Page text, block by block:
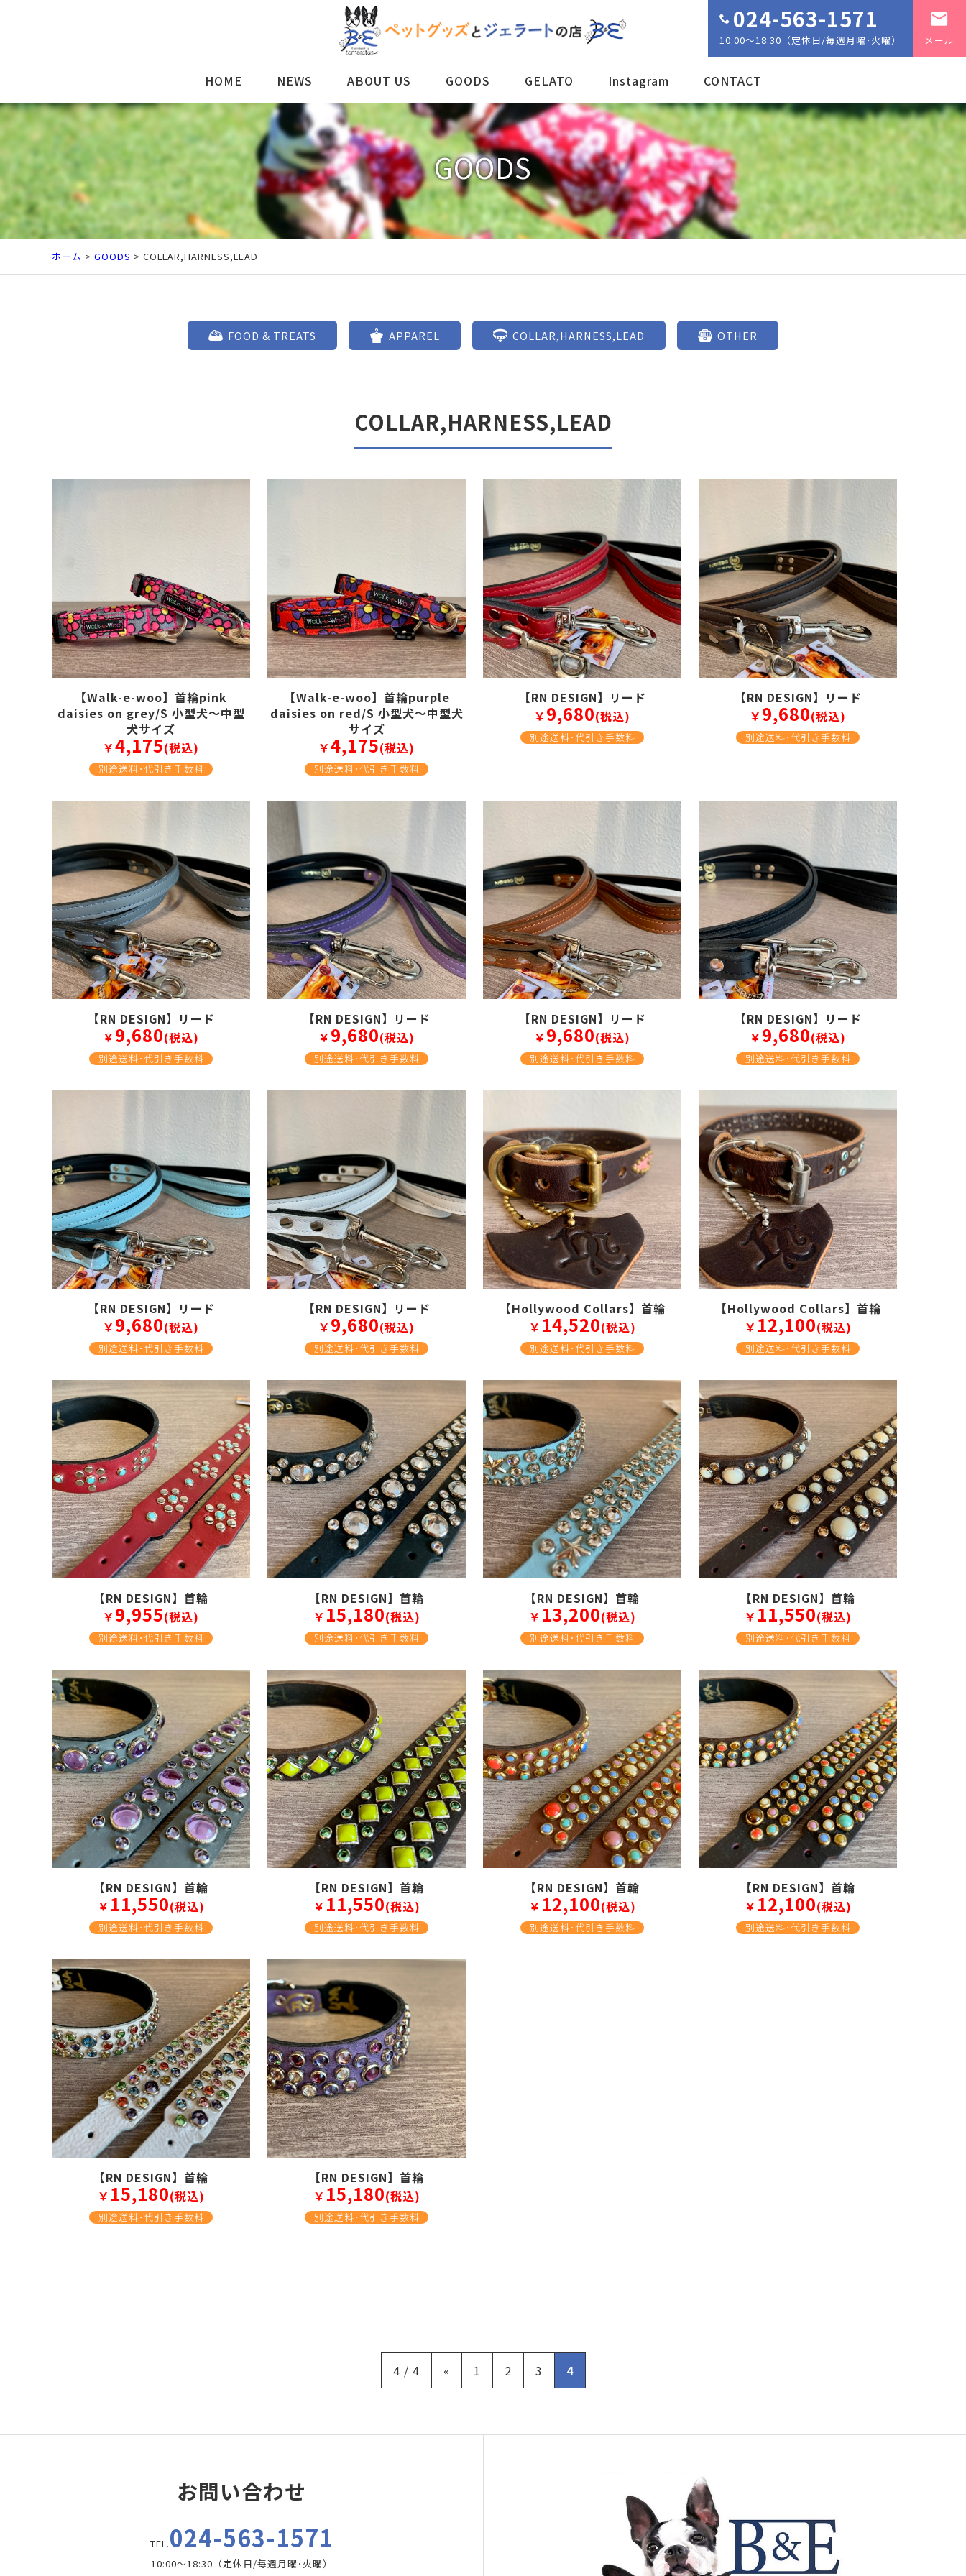
024-563-1571
10:00～18:30（定休日/毎週月曜･火曜） メール
HOME NEWS ABOUT US GOODS GELATO Instagram CONTACT
GOODS
ホーム > GOODS > COLLAR,HARNESS,LEAD
FOOD & TREATS APPAREL COLLAR,HARNESS,LEAD OTHER
COLLAR,HARNESS,LEAD
【Walk-e-woo】首輪pink
daisies on grey/S 小型犬～中型
犬サイズ
￥4,175(税込)
別途送料･代引き手数料
【Walk-e-woo】首輪purple
daisies on red/S 小型犬～中型犬
サイズ
￥4,175(税込)
別途送料･代引き手数料
【RN DESIGN】リード
￥ 9,680(税込)
別途送料･代引き手数料
【RN DESIGN】リード
￥ 9,680(税込)
別途送料･代引き手数料
【RN DESIGN】リード
￥ 9,680(税込)
別途送料･代引き手数料
【RN DESIGN】リード
￥ 9,680(税込)
別途送料･代引き手数料
【RN DESIGN】リード
￥ 9,680(税込)
別途送料･代引き手数料
【RN DESIGN】リード
￥ 9,680(税込)
別途送料･代引き手数料
【RN DESIGN】リード
￥ 9,680(税込)
別途送料･代引き手数料
【RN DESIGN】リード
￥ 9,680(税込)
別途送料･代引き手数料
【Hollywood Collars】首輪
￥ 14,520(税込)
別途送料･代引き手数料
【Hollywood Collars】首輪
￥ 12,100(税込)
別途送料･代引き手数料
【RN DESIGN】首輪
￥ 9,955(税込)
別途送料･代引き手数料
【RN DESIGN】首輪
￥ 15,180(税込)
別途送料･代引き手数料
【RN DESIGN】首輪
￥ 13,200(税込)
別途送料･代引き手数料
【RN DESIGN】首輪
￥ 11,550(税込)
別途送料･代引き手数料
【RN DESIGN】首輪
￥ 11,550(税込)
別途送料･代引き手数料
【RN DESIGN】首輪
￥ 11,550(税込)
別途送料･代引き手数料
【RN DESIGN】首輪
￥ 12,100(税込)
別途送料･代引き手数料
【RN DESIGN】首輪
￥ 12,100(税込)
別途送料･代引き手数料
【RN DESIGN】首輪
￥ 15,180(税込)
別途送料･代引き手数料
【RN DESIGN】首輪
￥ 15,180(税込)
別途送料･代引き手数料
4 / 4 « 1 2 3 4
お問い合わせ
TEL.024-563-1571
10:00～18:30（定休日/毎週月曜･火曜）